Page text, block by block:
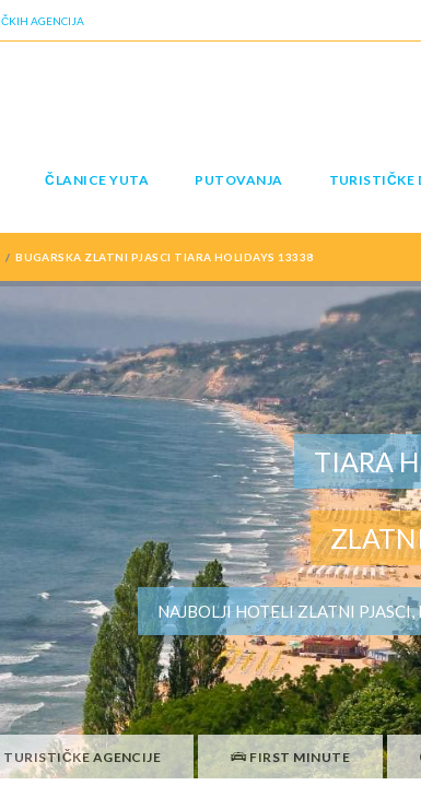
AGENCIJA
ČLANICE YUTA PUTOVANJA TURISTIČKE
BUGARSKA ZLATNI PJASCI TIARA HOLIDAYS 13338
TIARA
NAJBOLJI HOTELI ZLATNI
TURISTIČKE AGENCIJE FIRST MINUTE